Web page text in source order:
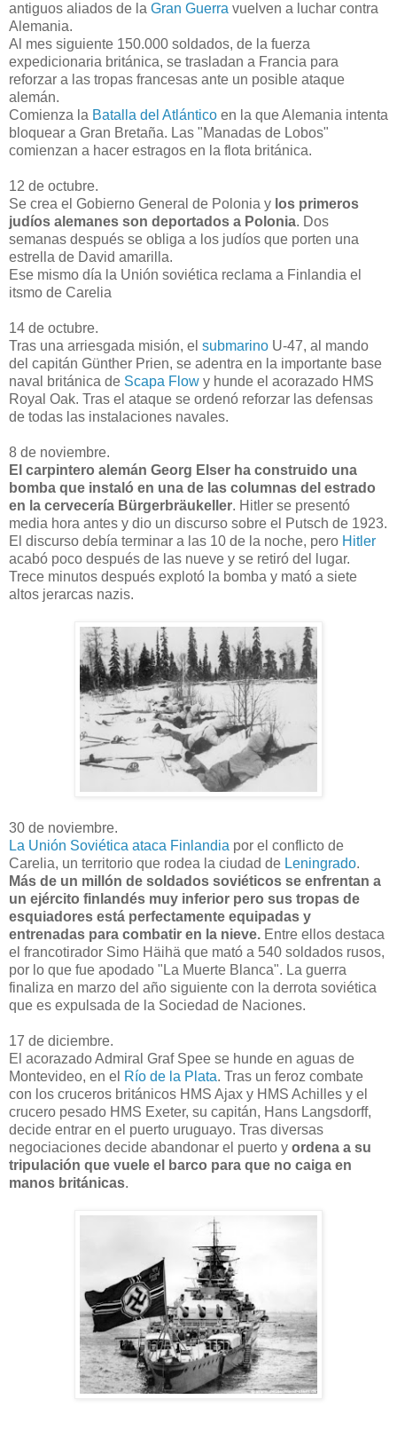
antiguos aliados de la Gran Guerra vuelven a luchar contra
Alemania.
Al mes siguiente 150.000 soldados, de la fuerza
expedicionaria británica, se trasladan a Francia para
reforzar a las tropas francesas ante un posible ataque
alemán.
Comienza la Batalla del Atlántico en la que Alemania intenta
bloquear a Gran Bretaña. Las "Manadas de Lobos"
comienzan a hacer estragos en la flota británica.
12 de octubre.
Se crea el Gobierno General de Polonia y los primeros
judíos alemanes son deportados a Polonia. Dos
semanas después se obliga a los judíos que porten una
estrella de David amarilla.
Ese mismo día la Unión soviética reclama a Finlandia el
itsmo de Carelia
14 de octubre.
Tras una arriesgada misión, el submarino U-47, al mando
del capitán Günther Prien, se adentra en la importante base
naval británica de Scapa Flow y hunde el acorazado HMS
Royal Oak. Tras el ataque se ordenó reforzar las defensas
de todas las instalaciones navales.
8 de noviembre.
El carpintero alemán Georg Elser ha construido una
bomba que instaló en una de las columnas del estrado
en la cervecería Bürgerbräukeller. Hitler se presentó
media hora antes y dio un discurso sobre el Putsch de 1923.
El discurso debía terminar a las 10 de la noche, pero Hitler
acabó poco después de las nueve y se retiró del lugar.
Trece minutos después explotó la bomba y mató a siete
altos jerarcas nazis.
30 de noviembre.
La Unión Soviética ataca Finlandia por el conflicto de
Carelia, un territorio que rodea la ciudad de Leningrado.
Más de un millón de soldados soviéticos se enfrentan a
un ejército finlandés muy inferior pero sus tropas de
esquiadores está perfectamente equipadas y
entrenadas para combatir en la nieve. Entre ellos destaca
el francotirador Simo Häihä que mató a 540 soldados rusos,
por lo que fue apodado "La Muerte Blanca". La guerra
finaliza en marzo del año siguiente con la derrota soviética
que es expulsada de la Sociedad de Naciones.
17 de diciembre.
El acorazado Admiral Graf Spee se hunde en aguas de
Montevideo, en el Río de la Plata. Tras un feroz combate
con los cruceros británicos HMS Ajax y HMS Achilles y el
crucero pesado HMS Exeter, su capitán, Hans Langsdorff,
decide entrar en el puerto uruguayo. Tras diversas
negociaciones decide abandonar el puerto y ordena a su
tripulación que vuele el barco para que no caiga en
manos británicas.